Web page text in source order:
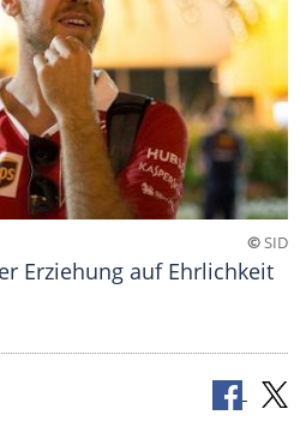
©SID
Erziehung auf Ehrlichkeit